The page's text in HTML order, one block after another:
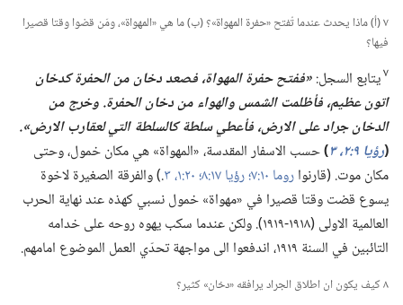
٧ (‏أ)‏ ماذا يحدث عندما تُفتح «حفرة المهواة»؟‏ (‏ب)‏ ما هي «المهواة»،‏ ومَن قضوا وقتا قصيرا
فيها؟‏
٧يتابع السجل:‏‏«ففتح حفرة المهواة،‏ فصعد دخان من الحفرة كدخان
اتون عظيم،‏ فأظلمت الشمس والهواء من دخان الحفرة.‏وخرج من
الدخان جراد على الارض،‏ فأعطي سلطة كالسلطة التي لعقارب الارض».‏
‏(‏رؤيا ٩:‏​٢،‏ ٣‏)‏حسب الاسفار المقدسة،‏ «المهواة» هي مكان خمول،‏ وحتى
مكان موت.‏ (‏قارنواروما ١٠:‏٧؛‏ رؤيا ١٧:‏٨؛‏
‏.‏)‏ والفرقة الصغيرة لاخوة
يسوع قضت وقتا قصيرا في «مهواة» خمول نسبي كهذه عند نهاية الحرب
العالمية الاولى (‏١٩١٨-‏١٩١٩)‏.‏ ولكن عندما سكب يهوه روحه على خدامه
التائبين في السنة ١٩١٩،‏ اندفعوا الى مواجهة تحدّي العمل الموضوع امامهم.‏
٨ كيف يكون ان اطلاق الجراد يرافقه «دخان» كثير؟‏